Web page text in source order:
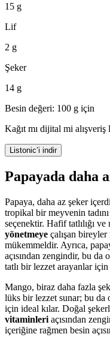
15 g
Lif
2 g
Şeker
14 g
Besin değeri: 100 g için
Kağıt mı dijital mi
Listonic’i indir
Papayada daha
Papaya, daha az şeker
tropikal bir meyvenin
seçenektir. Hafif tatlılığı
yönetmeye çalışan bireyler
mükemmeldir. Ayrıca,
açısından zengindir, bu da
tatlı bir lezzet arayanlar
Mango, biraz daha fazla
lüks bir lezzet sunar; bu da
için ideal kılar. Doğal
vitaminleri açısından
içeriğine rağmen besin